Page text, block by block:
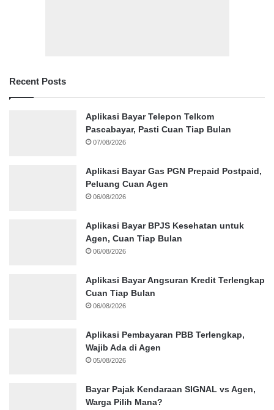
Recent Posts
Aplikasi Bayar Telepon Telkom
Pascabayar, Pasti Cuan Tiap Bulan
07/08/2026
Aplikasi Bayar Gas PGN Prepaid Postpaid,
Peluang Cuan Agen
06/08/2026
Aplikasi Bayar BPJS Kesehatan untuk
Agen, Cuan Tiap Bulan
06/08/2026
Aplikasi Bayar Angsuran Kredit Terlengkap
Cuan Tiap Bulan
06/08/2026
Aplikasi Pembayaran PBB Terlengkap,
Wajib Ada di Agen
05/08/2026
Bayar Pajak Kendaraan SIGNAL vs Agen,
Warga Pilih Mana?